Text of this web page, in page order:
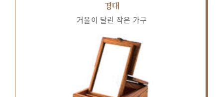
경대
거울이 달린 작은 가구